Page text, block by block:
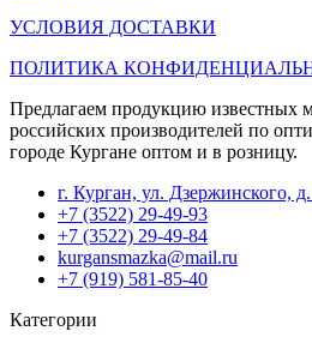
УСЛОВИЯ ДОСТАВКИ
ПОЛИТИКА
Предлагаем продукцию известных
российских производителей по
городе Кургане оптом и в розницу.
г. Курган, ул. Дзержинского,
+7 (3522) 29-49-93
+7 (3522) 29-49-84
kurgansmazka@mail.ru
+7 (919) 581-85-40
Категории